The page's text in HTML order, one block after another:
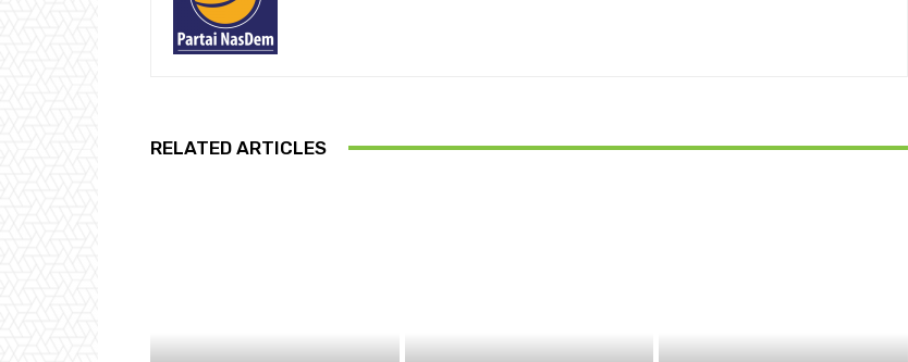
RELATED ARTICLES